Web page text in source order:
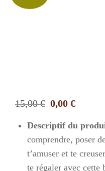
15,00€ Le
initial
était :
15,00 €.
0,00 €
actuel
est :
0,00 €.
Descriptif du
comprendre, poser
t’amuser et te
te régaler avec